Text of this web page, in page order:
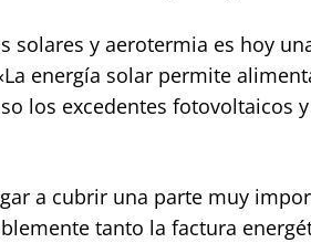
solares y aerotermia es hoy
energía solar permite
los excedentes fotovoltaicos
a cubrir una parte muy
tanto la factura